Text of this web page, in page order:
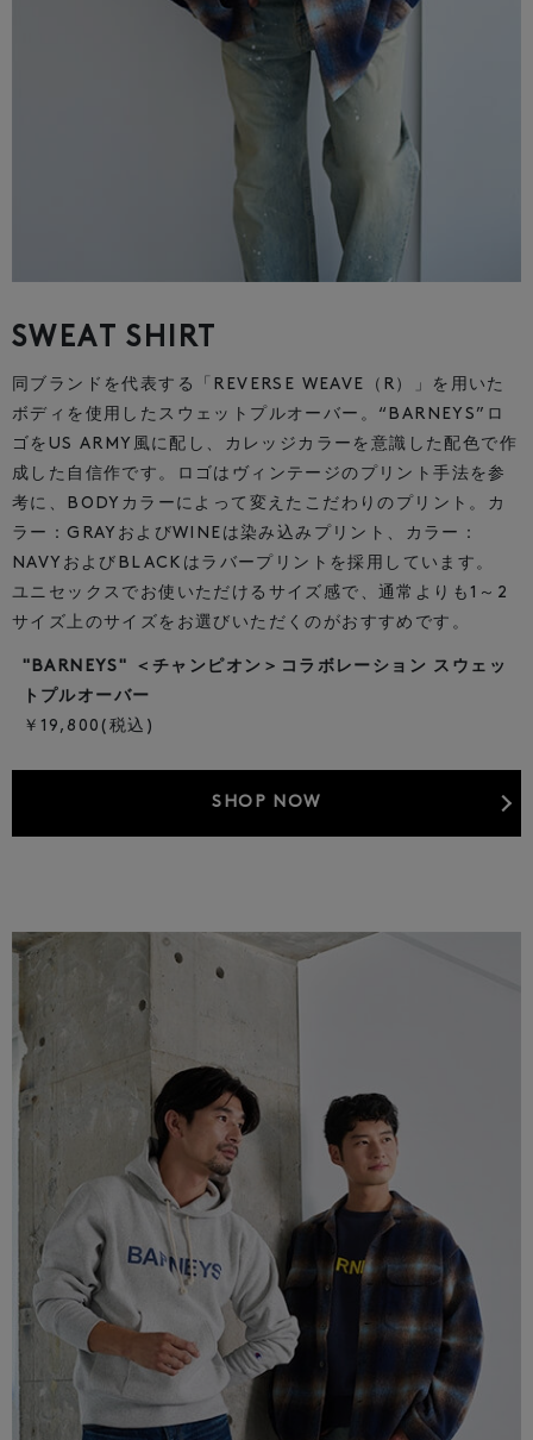
SWEAT SHIRT
同ブランドを代表する「REVERSE WEAVE（R）」を用いた
ボディを使用したスウェットプルオーバー。 “BARNEYS”ロ
ゴをUS ARMY風に配し、カレッジカラーを意識した配色で作
成した自信作です。
ロゴはヴィンテージのプリント手法を参
考に、BODYカラーによって変えたこだわりのプリント。
カ
ラー：GRAYおよびWINEは染み込みプリント、カラー：
NAVYおよびBLACKはラバープリントを採用しています。
ユニセックスでお使いただけるサイズ感で、通常よりも1～2
サイズ上のサイズをお選びいただくのがおすすめです。
"BARNEYS" ＜チャンピオン＞コラボレーション スウェッ
トプルオーバー
￥19,800(税込)
SHOP NOW